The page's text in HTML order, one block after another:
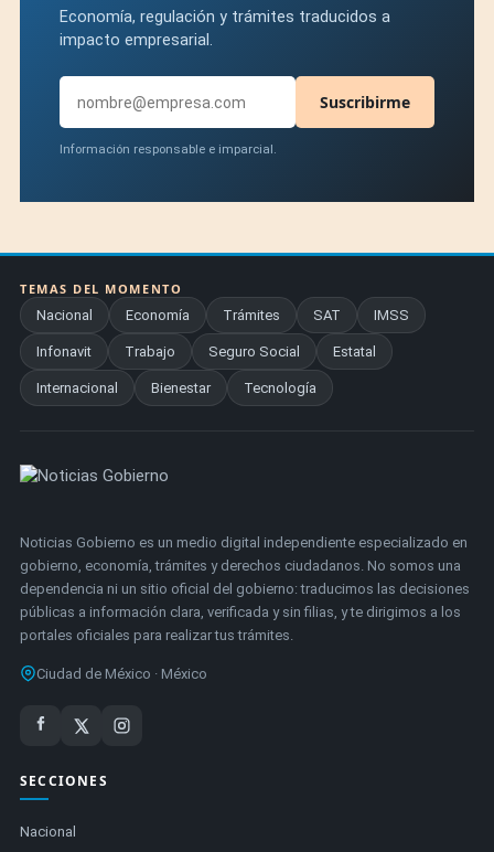
Economía, regulación y trámites traducidos a
impacto empresarial.
Suscribirme
Información responsable e imparcial.
TEMAS DEL MOMENTO
Nacional
Economía Trámites SAT IMSS
Infonavit Trabajo Seguro Social Estatal
Internacional Bienestar Tecnología
Noticias Gobierno es un medio digital independiente especializado en
gobierno, economía, trámites y derechos ciudadanos. No somos una
dependencia ni un sitio oficial del gobierno: traducimos las decisiones
públicas a información clara, verificada y sin filias, y te dirigimos a los
portales oficiales para realizar tus trámites.
Ciudad de México · México
SECCIONES
Nacional